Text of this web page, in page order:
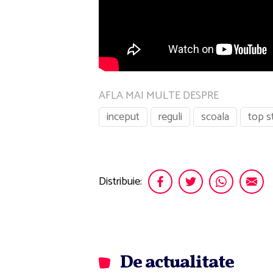
AFLA MAI MULTE DESPRE
inceput
reguli scoala top
Distribuie:
De actualitate